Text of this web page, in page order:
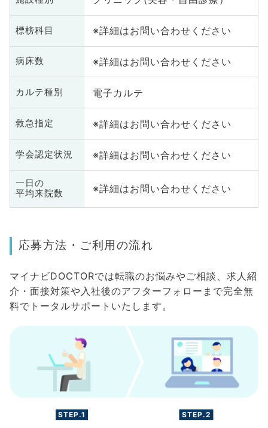
標榜科目 ※詳細はお問い合わせください
病床数 ※詳細はお問い合わせください
カルテ種別 電子カルテ
救急指定 ※詳細はお問い合わせください
学会認定状況 ※詳細はお問い合わせください
一日の
平均来院数
※詳細はお問い合わせください
応募方法・ご利用の流れ
マイナビDOCTORでは転職のお悩みやご相談、求人紹
介・面接対策や入社後のアフターフォローまで完全無
料でトータルサポートいたします。
STEP.1 STEP.2